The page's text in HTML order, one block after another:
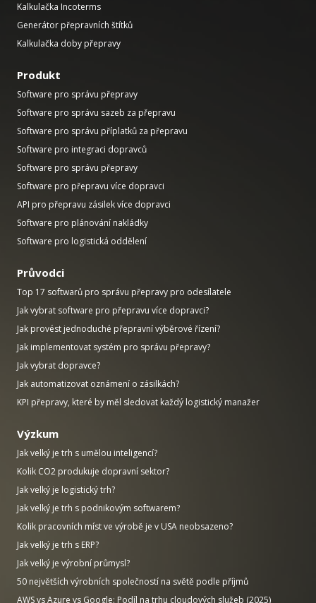
Kalkulačka Incoterms
Generátor přepravních štítků
Kalkulačka doby přepravy
Produkt
Software pro správu přepravy
Software pro správu sazeb za přepravu
Software pro správu příplatků za přepravu
Software pro integraci dopravců
Software pro správu přepravy
Software pro přepravu více dopravci
API pro přepravu zásilek více dopravci
Software pro plánování nakládky
Software pro logistická oddělení
Průvodci
Top 17 softwarů pro správu přepravy pro odesílatele
Jak vybrat software pro přepravu více dopravci?
Jak provést jednoduché přepravní výběrové řízení?
Jak implementovat systém pro správu přepravy?
Jak vybrat dopravce?
Jak automatizovat oznámení o zásilkách?
KPI přepravy, které by měl sledovat každý logistický manažer
Výzkum
Jak velký je trh s umělou inteligencí?
Kolik CO2 produkuje dopravní sektor?
Jak velký je logistický trh?
Jak velký je trh s podnikovým softwarem?
Kolik pracovních míst ve výrobě je v USA neobsazeno?
Jak velký je trh s ERP?
Jak velký je výrobní průmysl?
50 největších výrobních společností na světě podle příjmů
AWS vs Azure vs Google: Podíl na trhu cloudových služeb (2025)